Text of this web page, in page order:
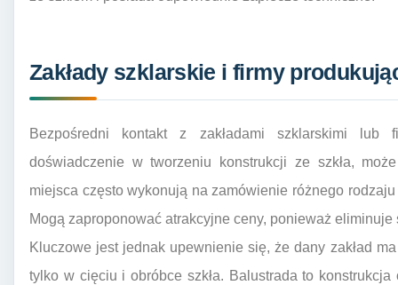
Zakłady szklarskie i firmy
Bezpośredni kontakt z zakładami szklarskimi lub
doświadczenie w tworzeniu konstrukcji ze szkła,
miejsca często wykonują na zamówienie różnego
Mogą zaproponować atrakcyjne ceny, ponieważ eliminuje
Kluczowe jest jednak upewnienie się, że dany zakład
tylko w cięciu i obróbce szkła. Balustrada to